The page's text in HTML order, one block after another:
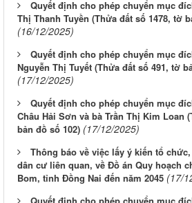
Quyết định cho phép chuyển mục
Thị Thanh Tuyền (Thửa đất số 1478, tờ
(16/12/2025)
Quyết định cho phép chuyển mục
Nguyễn Thị Tuyết (Thửa đất số 491, tờ
(17/12/2025)
Quyết định cho phép chuyển mục
Châu Hải Sơn và bà Trần Thị Kim Loan
bản đồ số 102) (17/12/2025)
Thông báo về việc lấy ý kiến tổ
dân cư liên quan, về Đồ án Quy hoạch
Bom, tỉnh Đồng Nai đến năm 2045 (17/